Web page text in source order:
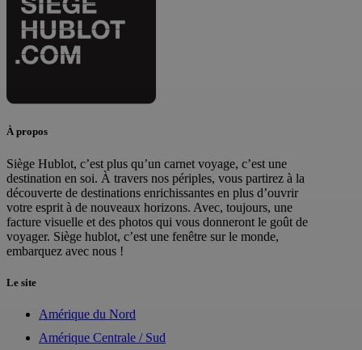
À propos
Siège Hublot, c’est plus qu’un carnet voyage, c’est une
destination en soi. À travers nos périples, vous partirez à la
découverte de destinations enrichissantes en plus d’ouvrir
votre esprit à de nouveaux horizons. Avec, toujours, une
facture visuelle et des photos qui vous donneront le goût de
voyager. Siège hublot, c’est une fenêtre sur le monde,
embarquez avec nous !
Le site
Amérique du Nord
Amérique Centrale / Sud